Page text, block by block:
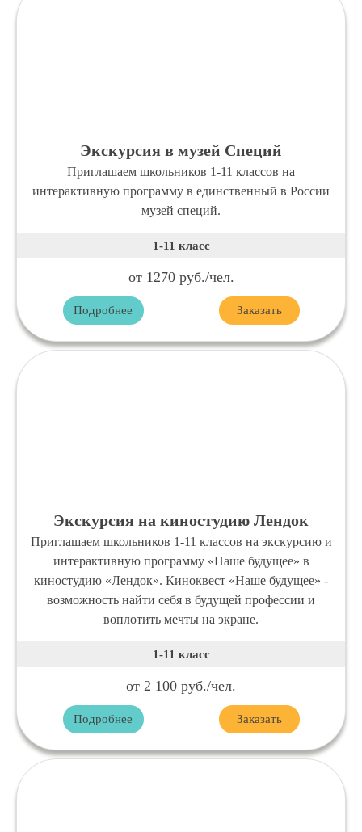
Экскурсия в музей Специй
Приглашаем школьников 1-11 классов на
интерактивную программу в единственный в России
музей специй.
1-11 класс
от 1270 руб./чел.
Подробнее Заказать
Экскурсия на киностудию Лендок
Приглашаем школьников 1-11 классов на экскурсию и
интерактивную программу «Наше будущее» в
киностудию «Лендок». Киноквест «Наше будущее» -
возможность найти себя в будущей профессии и
воплотить мечты на экране.
1-11 класс
от 2 100 руб./чел.
Подробнее Заказать